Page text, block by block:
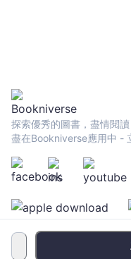
探索優秀的圖書，盡情閱讀
盡在Bookniverse應用中 -